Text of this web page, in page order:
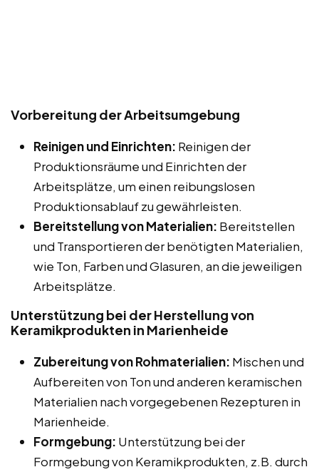
Vorbereitung der Arbeitsumgebung
Reinigen und Einrichten: Reinigen der
Produktionsräume und Einrichten der
Arbeitsplätze, um einen reibungslosen
Produktionsablauf zu gewährleisten.
Bereitstellung von Materialien: Bereitstellen
und Transportieren der benötigten Materialien,
wie Ton, Farben und Glasuren, an die jeweiligen
Arbeitsplätze.
Unterstützung bei der Herstellung von
Keramikprodukten in Marienheide
Zubereitung von Rohmaterialien: Mischen und
Aufbereiten von Ton und anderen keramischen
Materialien nach vorgegebenen Rezepturen in
Marienheide.
Formgebung: Unterstützung bei der
Formgebung von Keramikprodukten, z.B. durch